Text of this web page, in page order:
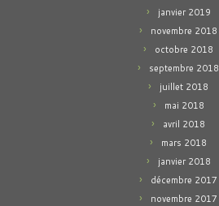
janvier 2019
novembre 2018
octobre 2018
septembre 2018
juillet 2018
mai 2018
avril 2018
mars 2018
janvier 2018
décembre 2017
novembre 2017